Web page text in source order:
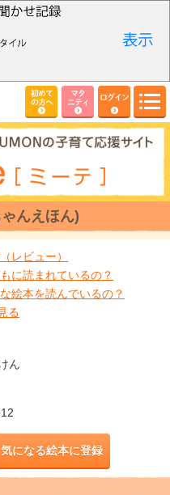
初めて
の方へ
マタ
ニティ
ログイン
んえほん)
レビュー）
に読まれているの？
絵本を読んでいるの？
る
ん
気になる絵本に登録